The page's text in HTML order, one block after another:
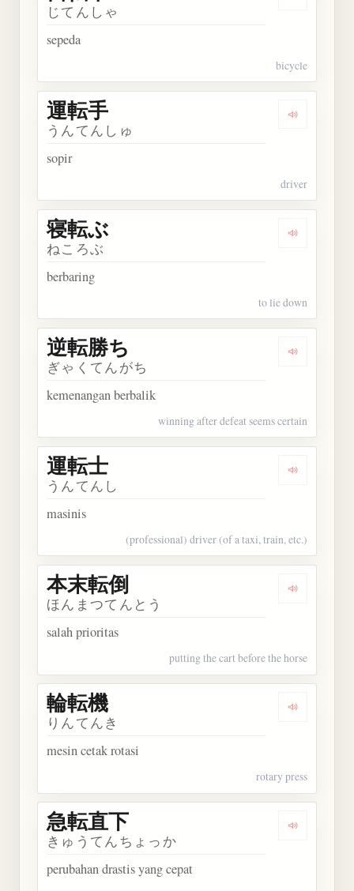
じてんしゃ
sepeda
bicycle
Dengarkan
運転手
うんてんしゅ
sopir
driver
Dengarkan
寝転ぶ
ねころぶ
berbaring
to lie down
Dengarkan
逆転勝ち
ぎゃくてんがち
kemenangan berbalik
winning after defeat seems certain
Dengarkan
運転士
うんてんし
masinis
(professional) driver (of a taxi, train, etc.)
Dengarkan
本末転倒
ほんまつてんとう
salah prioritas
putting the cart before the horse
Dengarkan
輪転機
りんてんき
mesin cetak rotasi
rotary press
Dengarkan
急転直下
きゅうてんちょっか
perubahan drastis yang cepat